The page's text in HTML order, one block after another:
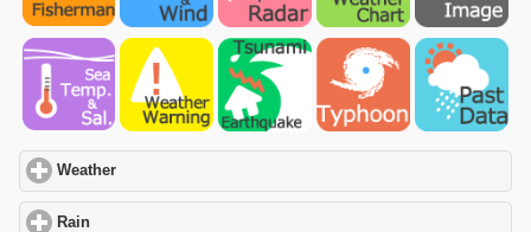
Weather
Rain